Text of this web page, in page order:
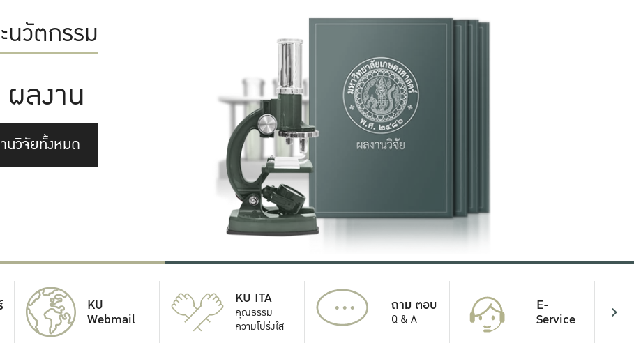
นวัตกรรม
ผลงาน
นวิจัยทั้งหมด
KU
Webmail
KU ITA
คุณธรรม
ความโปร่งใส
... ถาม ตอบ
Q & A
E-
Service